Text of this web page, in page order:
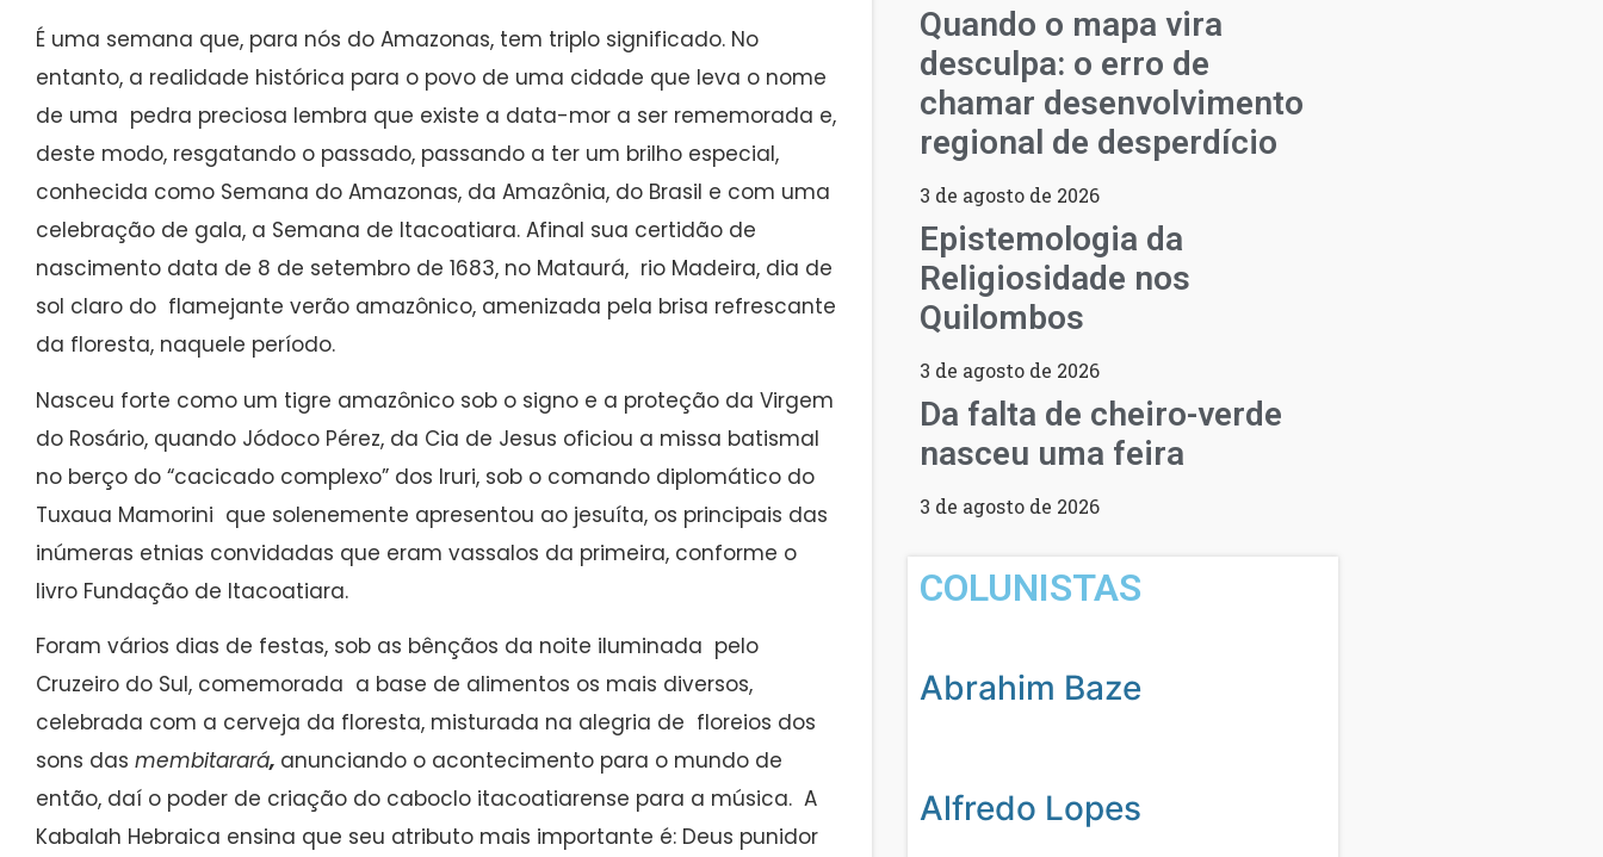
É uma semana que, para nós do Amazonas, tem triplo significado. No
entanto, a realidade histórica para o povo de uma cidade que leva o nome
de uma pedra preciosa lembra que existe a data-mor a ser rememorada e,
deste modo, resgatando o passado, passando a ter um brilho especial,
conhecida como Semana do Amazonas, da Amazônia, do Brasil e com uma
celebração de gala, a Semana de Itacoatiara. Afinal sua certidão de
nascimento data de 8 de setembro de 1683, no Mataurá, rio Madeira, dia de
sol claro do flamejante verão amazônico, amenizada pela brisa refrescante
da floresta, naquele período.
Nasceu forte como um tigre amazônico sob o signo e a proteção da Virgem
do Rosário, quando Jódoco Pérez, da Cia de Jesus oficiou a missa batismal
no berço do “cacicado complexo” dos Iruri, sob o comando diplomático do
Tuxaua Mamorini que solenemente apresentou ao jesuíta, os principais das
inúmeras etnias convidadas que eram vassalos da primeira, conforme o
livro Fundação de Itacoatiara.
Foram vários dias de festas, sob as bênçãos da noite iluminada pelo
Cruzeiro do Sul, comemorada a base de alimentos os mais diversos,
celebrada com a cerveja da floresta, misturada na alegria de floreios dos
sons das membitarará, anunciando o acontecimento para o mundo de
então, daí o poder de criação do caboclo itacoatiarense para a música. A
Kabalah Hebraica ensina que seu atributo mais importante é: Deus punidor
Quando o mapa vira
desculpa: o erro de
chamar desenvolvimento
regional de desperdício
3 de agosto de 2026
Epistemologia da
Religiosidade nos
Quilombos
3 de agosto de 2026
Da falta de cheiro-verde
nasceu uma feira
3 de agosto de 2026
COLUNISTAS
Abrahim Baze
Alfredo Lopes